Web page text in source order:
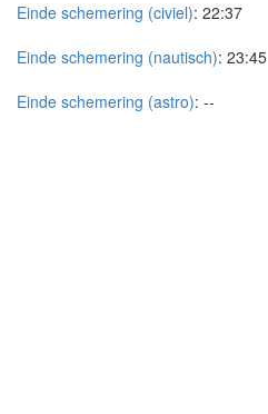
Einde schemering (civiel): 22:37
Einde schemering (nautisch): 23:45
Einde schemering (astro): --